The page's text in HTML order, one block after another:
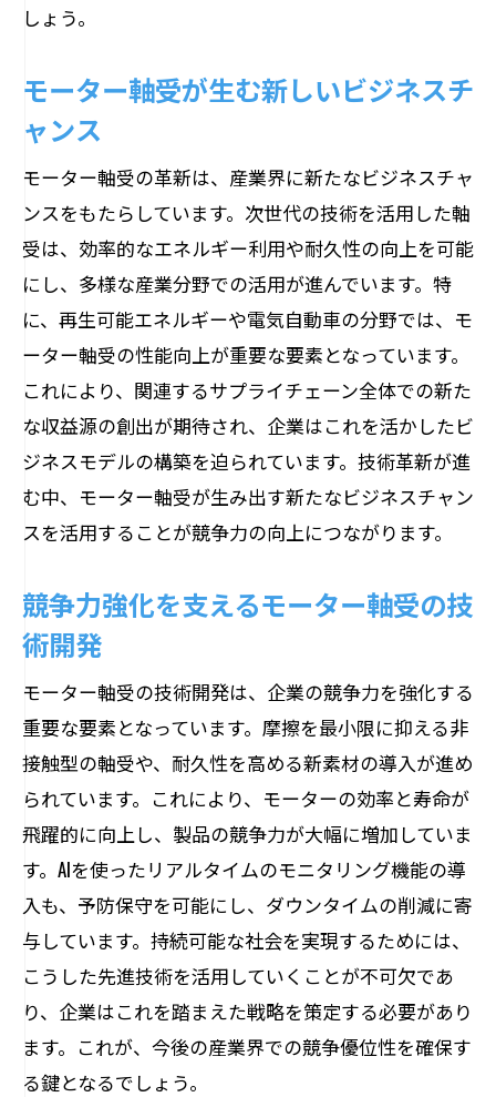
しょう。
モーター軸受が生む新しいビジネスチ
ャンス
モーター軸受の革新は、産業界に新たなビジネスチャ
ンスをもたらしています。次世代の技術を活用した軸
受は、効率的なエネルギー利用や耐久性の向上を可能
にし、多様な産業分野での活用が進んでいます。特
に、再生可能エネルギーや電気自動車の分野では、モ
ーター軸受の性能向上が重要な要素となっています。
これにより、関連するサプライチェーン全体での新た
な収益源の創出が期待され、企業はこれを活かしたビ
ジネスモデルの構築を迫られています。技術革新が進
む中、モーター軸受が生み出す新たなビジネスチャン
スを活用することが競争力の向上につながります。
競争力強化を支えるモーター軸受の技
術開発
モーター軸受の技術開発は、企業の競争力を強化する
重要な要素となっています。摩擦を最小限に抑える非
接触型の軸受や、耐久性を高める新素材の導入が進め
られています。これにより、モーターの効率と寿命が
飛躍的に向上し、製品の競争力が大幅に増加していま
す。AIを使ったリアルタイムのモニタリング機能の導
入も、予防保守を可能にし、ダウンタイムの削減に寄
与しています。持続可能な社会を実現するためには、
こうした先進技術を活用していくことが不可欠であ
り、企業はこれを踏まえた戦略を策定する必要があり
ます。これが、今後の産業界での競争優位性を確保す
る鍵となるでしょう。